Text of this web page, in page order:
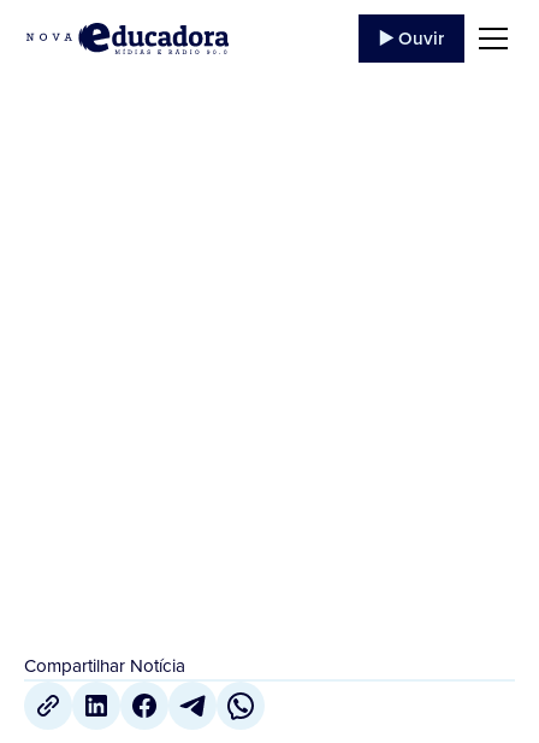
▶️ Ouvir
Compartilhar Notícia